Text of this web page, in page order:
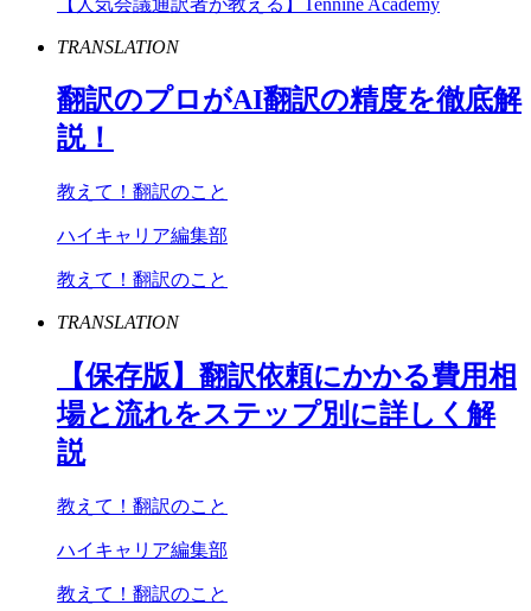
TRANSLATION
翻訳のプロがAI翻訳の精度を徹底解
説！
教えて！翻訳のこと
ハイキャリア編集部
教えて！翻訳のこと
TRANSLATION
【保存版】翻訳依頼にかかる費用相
場と流れをステップ別に詳しく解
説
教えて！翻訳のこと
ハイキャリア編集部
教えて！翻訳のこと